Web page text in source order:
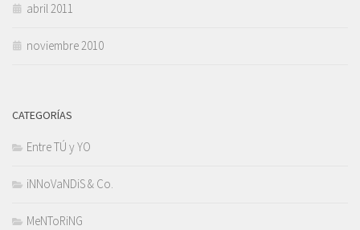
abril 2011
noviembre 2010
CATEGORÍAS
Entre TÚ y YO
iNNoVaNDiS & Co.
MeNToRiNG